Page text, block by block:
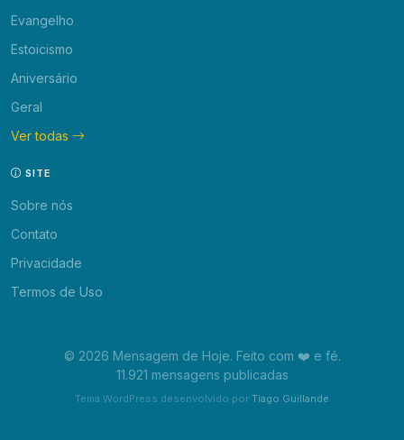
Evangelho
Estoicismo
Aniversário
Geral
Ver todas
SITE
Sobre nós
Contato
Privacidade
Termos de Uso
© 2026 Mensagem de Hoje. Feito com ❤️ e fé.
11.921 mensagens publicadas
Tema WordPress desenvolvido por Tiago Guillande